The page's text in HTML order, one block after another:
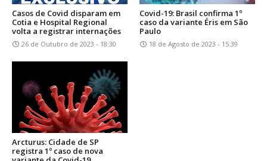
Casos de Covid disparam em
Cotia e Hospital Regional
volta a registrar internações
26 de Outubro de 2023 - 18:30
Covid-19: Brasil confirma 1º
caso da variante Éris em São
Paulo
18 de Agosto de 2023 - 15:39
Arcturus: Cidade de SP
registra 1º caso de nova